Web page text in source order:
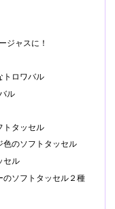
ジャスに！
ロワバル
ル
トタッセル
色のソフトタッセル
セル
のソフトタッセル２種